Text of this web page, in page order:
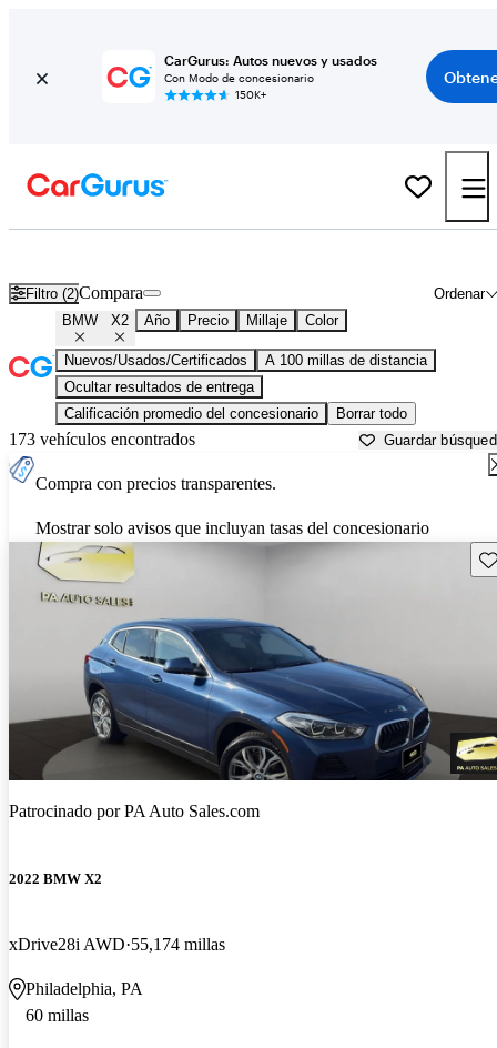
CarGurus: Autos nuevos y usados
Con Modo de concesionario
150K+
Filtro (2) Ordenar
Compara
BMW X2 Año Precio Millaje Color
Nuevos/Usados/Certificados
A 100 millas de distancia
Ocultar resultados de entrega
Calificación promedio del concesionario
Borrar todo
173 vehículos encontrados Guardar
Compra con precios transparentes.
Mostrar solo avisos que incluyan tasas del concesionario
Patrocinado porPA Auto Sales.com
2022 BMW X2
xDrive28i AWD 55,174 millas
Philadelphia, PA
60 millas